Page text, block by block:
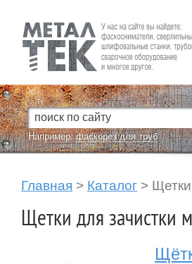
Fein — Профессиональный электроинструмент для
металла.
Например:фаскорез для труб
Главная > Каталог >
Щетки для зачистки